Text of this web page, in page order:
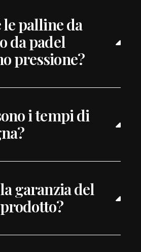
le palline da
da padel
pressione?
i tempi di
garanzia del